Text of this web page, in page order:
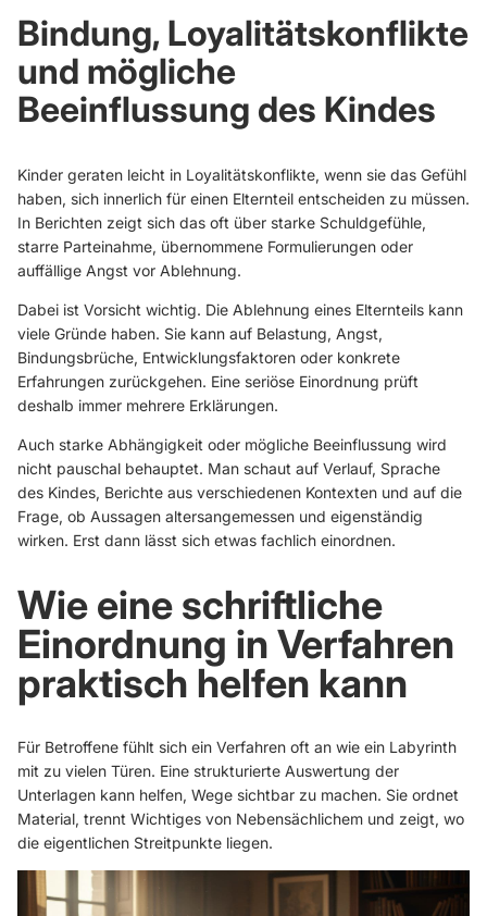
Bindung, Loyalitätskonflikte
und mögliche
Beeinflussung des Kindes
Kinder geraten leicht in Loyalitätskonflikte, wenn sie das Gefühl
haben, sich innerlich für einen Elternteil entscheiden zu müssen.
In Berichten zeigt sich das oft über starke Schuldgefühle,
starre Parteinahme, übernommene Formulierungen oder
auffällige Angst vor Ablehnung.
Dabei ist Vorsicht wichtig. Die Ablehnung eines Elternteils kann
viele Gründe haben. Sie kann auf Belastung, Angst,
Bindungsbrüche, Entwicklungsfaktoren oder konkrete
Erfahrungen zurückgehen. Eine seriöse Einordnung prüft
deshalb immer mehrere Erklärungen.
Auch starke Abhängigkeit oder mögliche Beeinflussung wird
nicht pauschal behauptet. Man schaut auf Verlauf, Sprache
des Kindes, Berichte aus verschiedenen Kontexten und auf die
Frage, ob Aussagen altersangemessen und eigenständig
wirken. Erst dann lässt sich etwas fachlich einordnen.
Wie eine schriftliche
Einordnung in Verfahren
praktisch helfen kann
Für Betroffene fühlt sich ein Verfahren oft an wie ein Labyrinth
mit zu vielen Türen. Eine strukturierte Auswertung der
Unterlagen kann helfen, Wege sichtbar zu machen. Sie ordnet
Material, trennt Wichtiges von Nebensächlichem und zeigt, wo
die eigentlichen Streitpunkte liegen.